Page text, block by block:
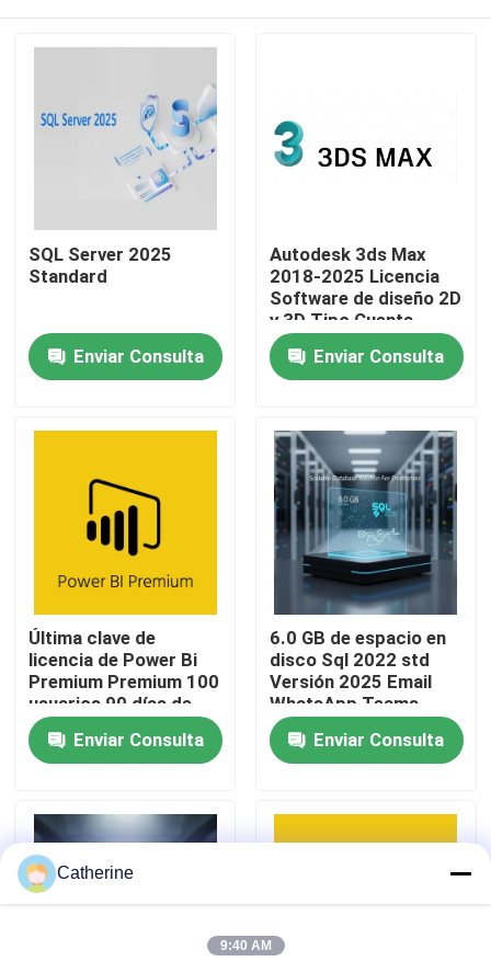
En casa
Los vídeos
Sobre nosotros
Control de calidad
Contacta con nosotros
Noticias
Solicitar una cita
Compra de la llave de Office 2024
más profesional de la oficina 2021
SQL Server 2025
Standard
Enviar Consulta
Autodesk 3ds Max
2018-2025 Licencia
Software de diseño 2D
y 3D Tipo Cuenta
vinculante de
asociación 1 año de
validez
Enviar Consulta
Última clave de
licencia de Power Bi
Premium Premium 100
usuarios 90 días de
garantía
Enviar Consulta
6.0 GB de espacio en
disco Sql 2022 std
Versión 2025 Email
WhatsApp Teams
Solución de base de
datos escalable para
empresas
Enviar Consulta
Catherine
9:40 AM